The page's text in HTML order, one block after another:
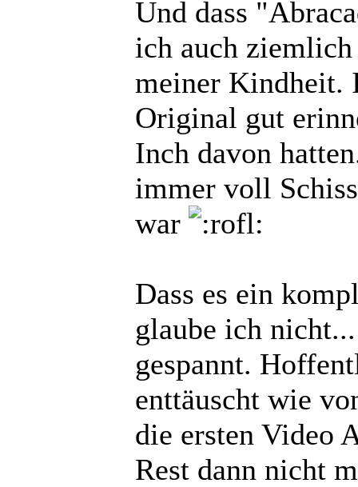
Und dass
ich auch
meiner Kindheit.
Original gut
Inch davon
immer voll
war
Dass es ein
glaube ich
gespannt.
enttäuscht wie
die ersten Video
Rest dann nicht